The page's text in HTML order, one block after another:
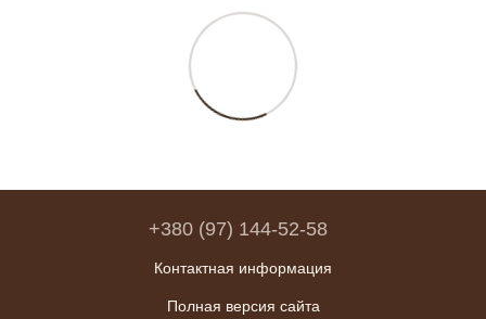
+380 (97) 144-52-58
Контактная информация
Полная версия сайта